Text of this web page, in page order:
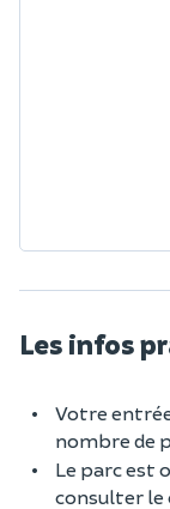
Les infos
Votre
nombre de
Le parc est
consulter le